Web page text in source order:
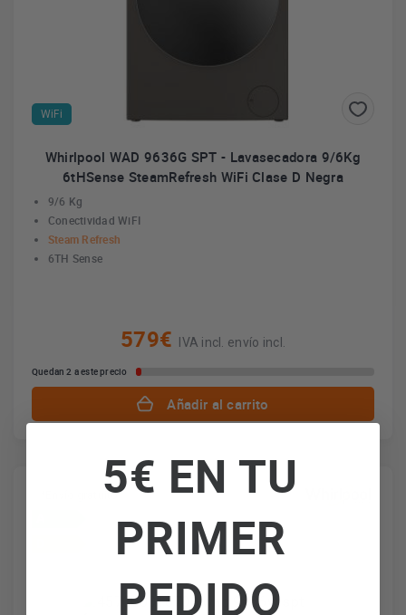
WiFi
Whirlpool WAD 9636G SPT - Lavasecadora 9/6Kg
6tHSense SteamRefresh WiFi Clase D Negra
9/6 Kg
Conectividad WiFI
Steam Refresh
6TH Sense
579€ IVA incl. envío incl.
Quedan 2 a este precio
Añadir al carrito
*Envío gratuito5€ EN TU
PRIMER
PEDIDO